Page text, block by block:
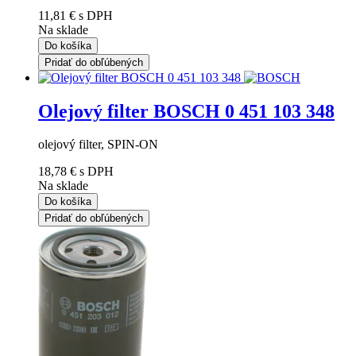
11,81 € s DPH
Na sklade
Do košíka
Pridať do obľúbených
Olejový filter BOSCH 0 451 103 348
olejový filter, SPIN-ON
18,78 € s DPH
Na sklade
Do košíka
Pridať do obľúbených